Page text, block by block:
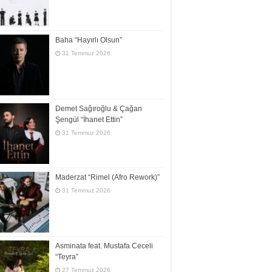
Baha “Hayırlı Olsun”
31 Temmuz 2026
Demet Sağıroğlu & Çağan
Şengül “İhanet Ettin”
31 Temmuz 2026
Maderzat “Rimel (Afro Rework)”
31 Temmuz 2026
Asminata feat. Mustafa Ceceli
“Teyra”
27 Temmuz 2026